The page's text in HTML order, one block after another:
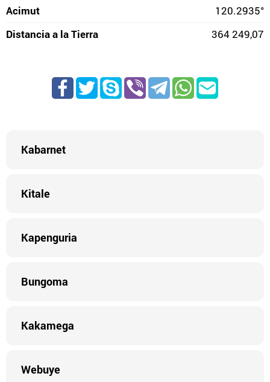
Acimut
120.2935°
Distancia a la Tierra
364 249,07
Kabarnet
Kitale
Kapenguria
Bungoma
Kakamega
Webuye